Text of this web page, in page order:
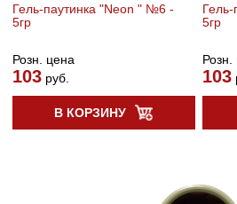
Гель-паутинка "Neon " №6 -
5гр
Розн. цена
103руб.
В КОРЗИНУ
5гр
Розн.
103